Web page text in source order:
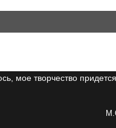
мое творчество